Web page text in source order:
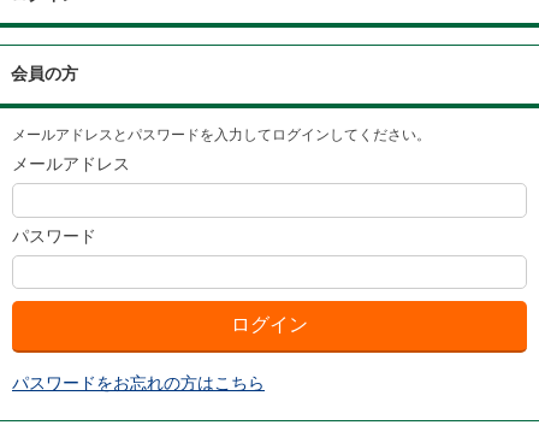
会員の方
メールアドレスとパスワードを入力してログインしてください。
メールアドレス
パスワード
パスワードをお忘れの方はこちら